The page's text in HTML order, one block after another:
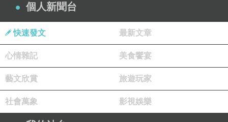
個人新聞台
快速發文 最新文章
心情雜記 美食饗宴
藝文欣賞 旅遊玩家
社會萬象 影視娛樂